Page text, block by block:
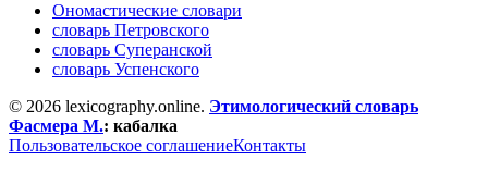
Ономастические словари
словарь Петровского
словарь Суперанской
словарь Успенского
© 2026 lexicography.online. Этимологический словарь
Фасмера М.: кабалка
Пользовательское соглашениеКонтакты